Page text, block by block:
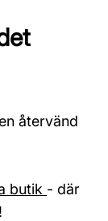
återvänd
butik - där